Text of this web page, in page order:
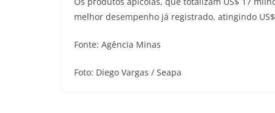
melhor desempenho já registrado, atingindo
Fonte: Agência Minas
Foto: Diego Vargas / Seapa